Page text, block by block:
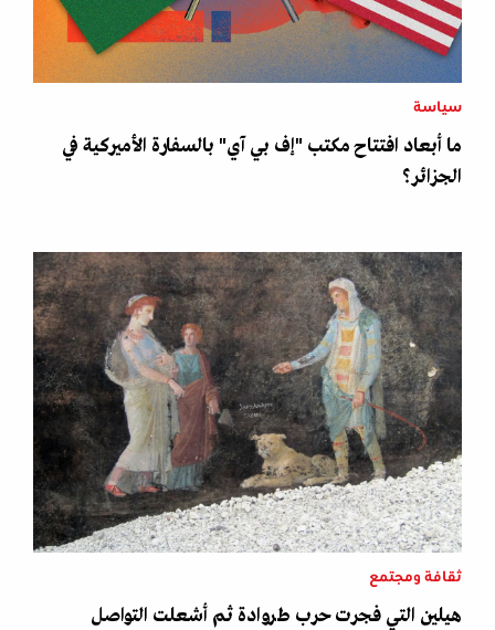
سياسة
ما أبعاد افتتاح مكتب "إف بي آي" بالسفارة الأميركية في
الجزائر؟
ثقافة ومجتمع
هيلين التي فجرت حرب طروادة ثم أشعلت التواصل